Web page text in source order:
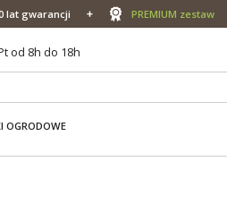
lat gwarancji PREMIUM zestaw
od 8h do 18h
OGRODOWE